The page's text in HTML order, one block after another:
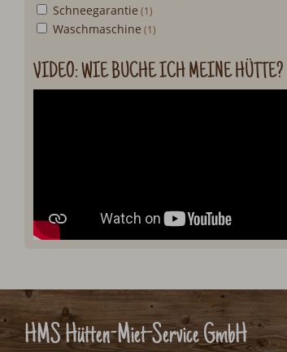
Schneegarantie
Waschmaschine
VIDEO: WIE BUCHE ICH MEINE HÜTTE?
HMS Hütten-Miet-Service GmbH